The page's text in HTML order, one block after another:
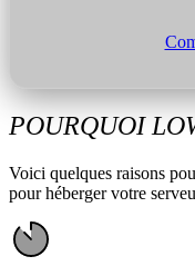
POURQUOI
Voici quelques raisons
pour héberger votre